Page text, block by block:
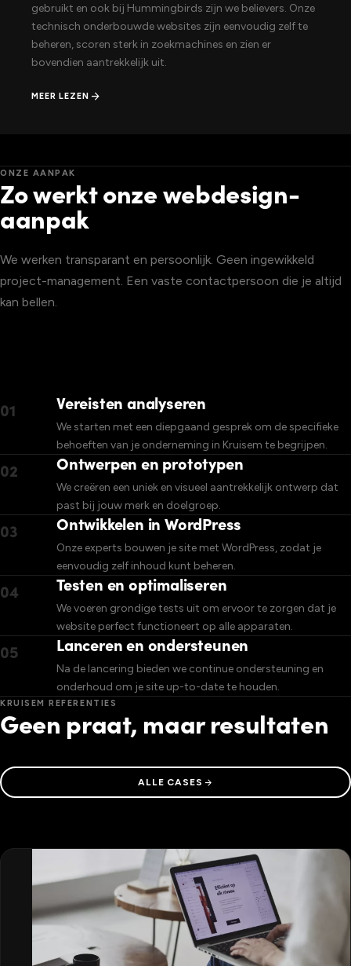
gebruikt en ook bij Hummingbirds zijn we believers. Onze
technisch onderbouwde websites zijn eenvoudig zelf te
beheren, scoren sterk in zoekmachines en zien er
bovendien aantrekkelijk uit.
MEER LEZEN arrow_forward
ONZE AANPAK
Zo werkt onze webdesign-
aanpak
We werken transparant en persoonlijk. Geen ingewikkeld
project-management. Een vaste contactpersoon die je altijd
kan bellen.
01 Vereisten analyseren
We starten met een diepgaand gesprek om de specifieke
behoeften van je onderneming in Kruisem te begrijpen.
02 Ontwerpen en prototypen
We creëren een uniek en visueel aantrekkelijk ontwerp dat
past bij jouw merk en doelgroep.
03 Ontwikkelen in WordPress
Onze experts bouwen je site met WordPress, zodat je
eenvoudig zelf inhoud kunt beheren.
04 Testen en optimaliseren
We voeren grondige tests uit om ervoor te zorgen dat je
website perfect functioneert op alle apparaten.
05 Lanceren en ondersteunen
Na de lancering bieden we continue ondersteuning en
onderhoud om je site up-to-date te houden.
KRUISEM REFERENTIES
Geen praat, maar resultaten
ALLE CASES arrow_forward